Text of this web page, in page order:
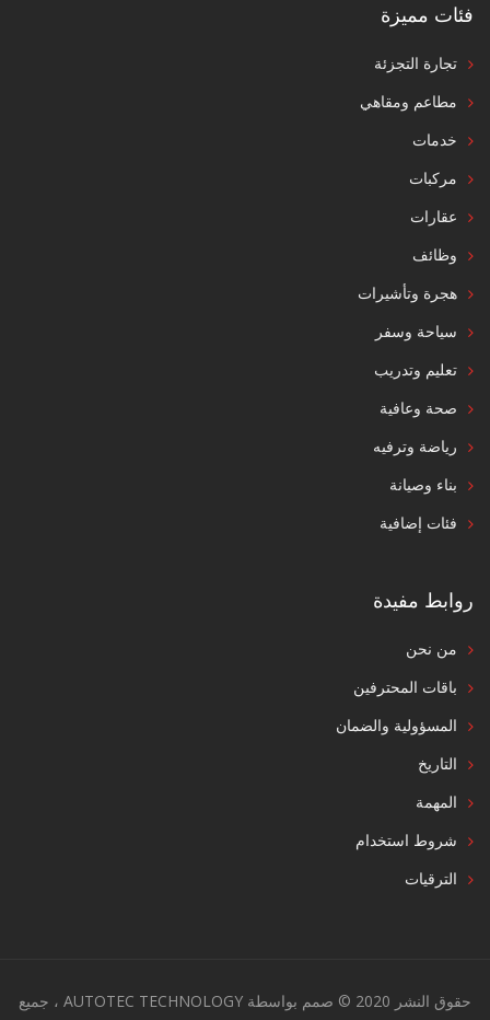
فئات مميزة
تجارة التجزئة
مطاعم ومقاهي
خدمات
مركبات
عقارات
وظائف
هجرة وتأشيرات
سياحة وسفر
تعليم وتدريب
صحة وعافية
رياضة وترفيه
بناء وصيانة
فئات إضافية
روابط مفيدة
من نحن
باقات المحترفين
المسؤولية والضمان
التاريخ
المهمة
شروط استخدام
الترقيات
حقوق النشر 2020 © صمم بواسطة AUTOTEC TECHNOLOGY ، جميع